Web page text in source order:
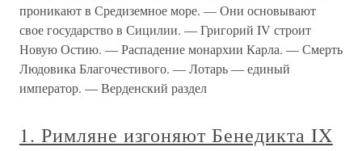
проникают в Средиземное море. — Они основывают
свое государство в Сицилии. — Григорий IV строит
Новую Остию. — Распадение монархии Карла. — Смерть
Людовика Благочестивого. — Лотарь — единый
император. — Верденский раздел
1. Римляне изгоняют Бенедикта IX